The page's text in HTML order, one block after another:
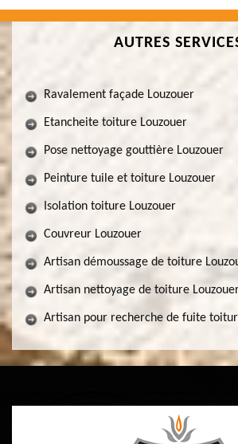
AUTRES
Ravalement façade Louzouer
Etancheite toiture Louzouer
Pose nettoyage gouttière Louzouer
Peinture tuile et toiture Louzouer
Isolation toiture Louzouer
Couvreur Louzouer
Artisan démoussage de toiture
Artisan nettoyage de toiture
Artisan pour recherche de fuite